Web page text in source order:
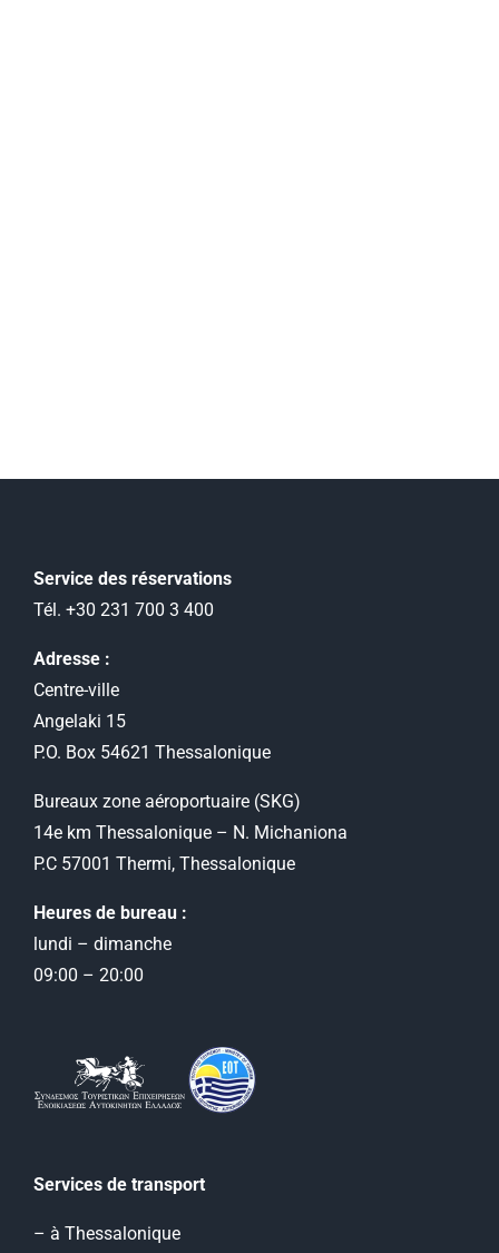
Service des réservations
Tél. +30 231 700 3 400
Adresse :
Centre-ville
Angelaki 15
P.O. Box 54621 Thessalonique
Bureaux zone aéroportuaire (SKG)
14e km Thessalonique – N. Michaniona
P.C 57001 Thermi, Thessalonique
Heures de bureau :
lundi – dimanche
09:00 – 20:00
Services de transport
– à Thessalonique